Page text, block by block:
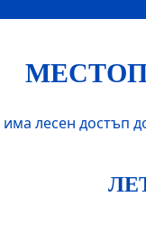
лесен достъп